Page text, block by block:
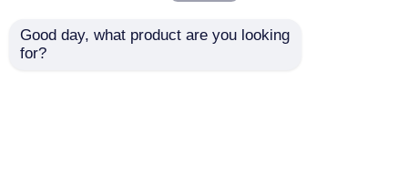
Good day, what product are you looking
for?